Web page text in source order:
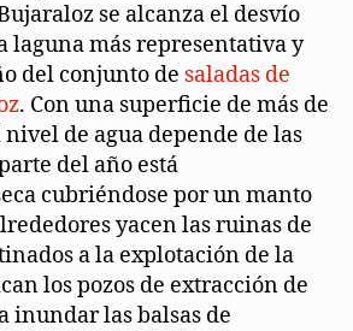
se alcanza el desvío
laguna más representativa y
del conjunto de saladas de
. Con una superficie de más de
nivel de agua depende de las
del año está
cubriéndose por un manto
yacen las ruinas de
a la explotación de la
los pozos de extracción de
inundar las balsas de